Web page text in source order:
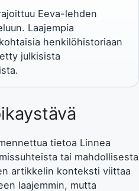
Eeva-lehden
Laajempia
henkilöhistoriaan
julkisista
tietoa Linnea
tai mahdollisesta
artikkelin konteksti viittaa
laajemmin, mutta